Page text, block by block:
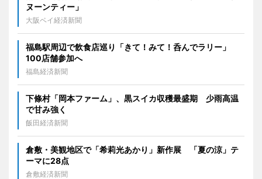
ヌーンティー」
大阪ベイ経済新聞
福島駅周辺で飲食店巡り「きて！みて！呑んでラリー」
100店舗参加へ
福島経済新聞
下條村「岡本ファーム」、黒スイカ収穫最盛期 少雨高温
で甘み強く
飯田経済新聞
倉敷・美観地区で「希莉光あかり」新作展 「夏の涼」テ
ーマに28点
倉敷経済新聞